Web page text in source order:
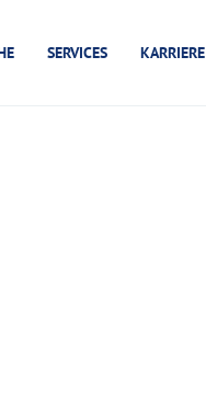
SERVICES KARRIERE